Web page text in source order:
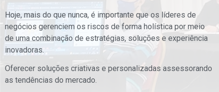
Hoje, mais do que nunca, é importante que os líderes de
negócios gerenciem os riscos de forma holística por meio
de uma combinação de estratégias, soluções e experiência
inovadoras.
Oferecer soluções criativas e personalizadas assessorando
as tendências do mercado.